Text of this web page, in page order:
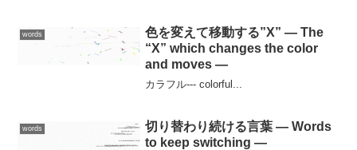
words
色を変えて移動する”X” — The
“X” which changes the color
and moves —
カラフル--- colorful...
words
切り替わり続ける言葉 — Words
to keep switching —